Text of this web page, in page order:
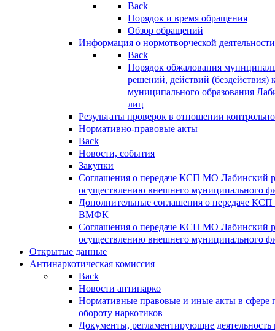
Back
Порядок и время обращения
Обзор обращений
Информация о нормотворческой деятельности
Back
Порядок обжалования
решений, действий (бездействия)
муниципального образования
лиц
Результаты проверок в отношении
Нормативно-правовые акты
Back
Новости, события
Закупки
Соглашения о передаче КСП МО Лабинский
осуществлению внешнего муниципального
Дополнительные соглашения о передаче
ВМФК
Соглашения о передаче КСП МО Лабинский
осуществлению внешнего муниципального
Открытые данные
Антинаркотическая комиссия
Back
Новости антинарко
Нормативные правовые и иные акты в сфере
обороту наркотиков
Документы, регламентирующие деятельность